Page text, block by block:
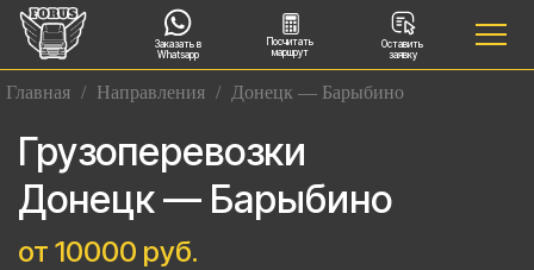
Заказать в
Whatsapp
Посчитать
маршрут
Оставить
заявку
Главная / Направления / Донецк — Барыбино
Грузоперевозки
Донецк — Барыбино
от 10000 руб.